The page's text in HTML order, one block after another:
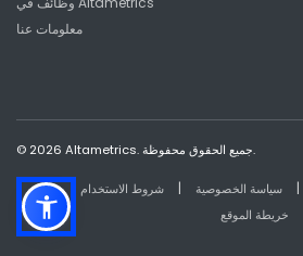
معلومات عنا
© 2026 Altametrics. جميع الحقوق محفوظة.
شروط الاستخدام | سياسة الخصوصية |
خريطة الموقع